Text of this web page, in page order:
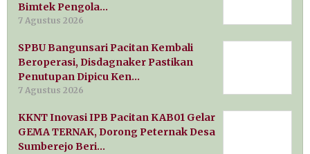
Bimtek Pengola…
7 Agustus 2026
SPBU Bangunsari Pacitan Kembali
Beroperasi, Disdagnaker Pastikan
Penutupan Dipicu Ken…
7 Agustus 2026
KKNT Inovasi IPB Pacitan KAB01 Gelar
GEMA TERNAK, Dorong Peternak Desa
Sumberejo Beri…